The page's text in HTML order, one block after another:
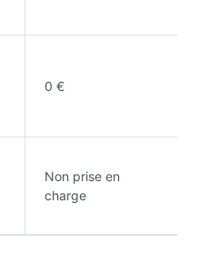
0 €
Non prise en
charge